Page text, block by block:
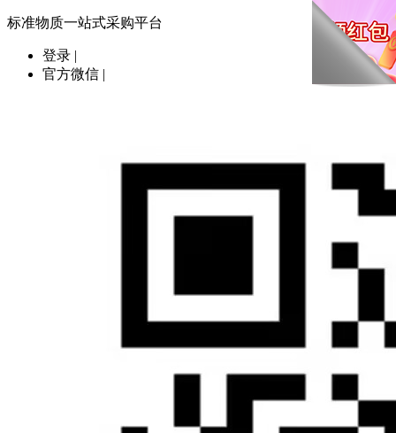
标准物质一站式采购平台
登录 |
官方微信 |